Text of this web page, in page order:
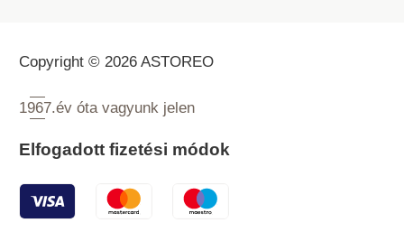
Copyright © 2026 ASTOREO
1967.év óta vagyunk jelen
Elfogadott fizetési módok